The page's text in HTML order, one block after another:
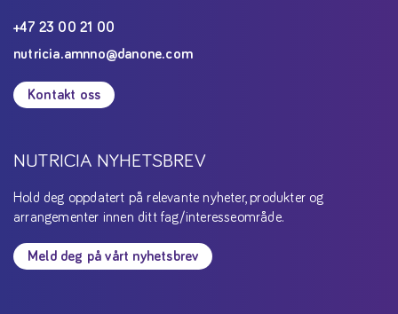
+47 23 00 21 00
nutricia.amnno@danone.com
Kontakt oss
NUTRICIA NYHETSBREV
Hold deg oppdatert på relevante nyheter, produkter og
arrangementer innen ditt fag/interesseområde.
Meld deg på vårt nyhetsbrev